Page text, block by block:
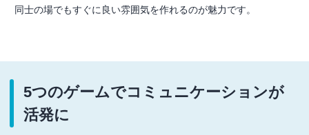
同士の場でもすぐに良い雰囲気を作れるのが魅力です。
5つのゲームでコミュニケーションが
活発に